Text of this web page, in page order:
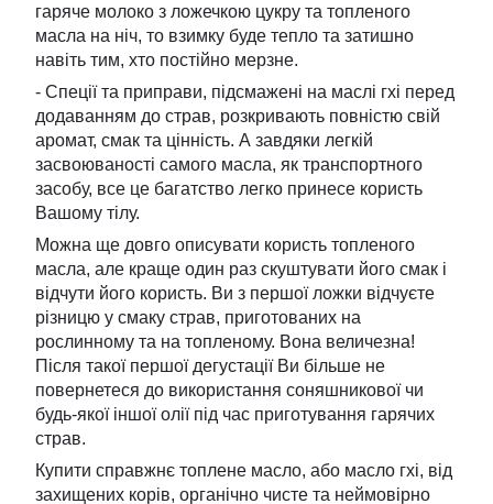
гаряче молоко з ложечкою цукру та топленого
масла на ніч, то взимку буде тепло та затишно
навіть тим, хто постійно мерзне.
- Спеції та приправи, підсмажені на маслі гхі перед
додаванням до страв, розкривають повністю свій
аромат, смак та цінність. А завдяки легкій
засвоюваності самого масла, як транспортного
засобу, все це багатство легко принесе користь
Вашому тілу.
Можна ще довго описувати користь топленого
масла, але краще один раз скуштувати його смак і
відчути його користь. Ви з першої ложки відчуєте
різницю у смаку страв, приготованих на
рослинному та на топленому. Вона величезна!
Після такої першої дегустації Ви більше не
повернетеся до використання соняшникової чи
будь-якої іншої олії під час приготування гарячих
страв.
Купити справжнє топлене масло, або масло гхі, від
захищених корів, органічно чисте та неймовірно